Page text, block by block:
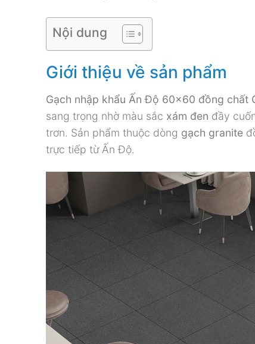
Nội dung
Giới thiệu về sản phẩm
Gạch nhập khẩu Ấn Độ 60×60 đồng chất
sang trọng nhờ màu sắc xám đen đầy
trơn. Sản phẩm thuộc dòng gạch granite
trực tiếp từ Ấn Độ.